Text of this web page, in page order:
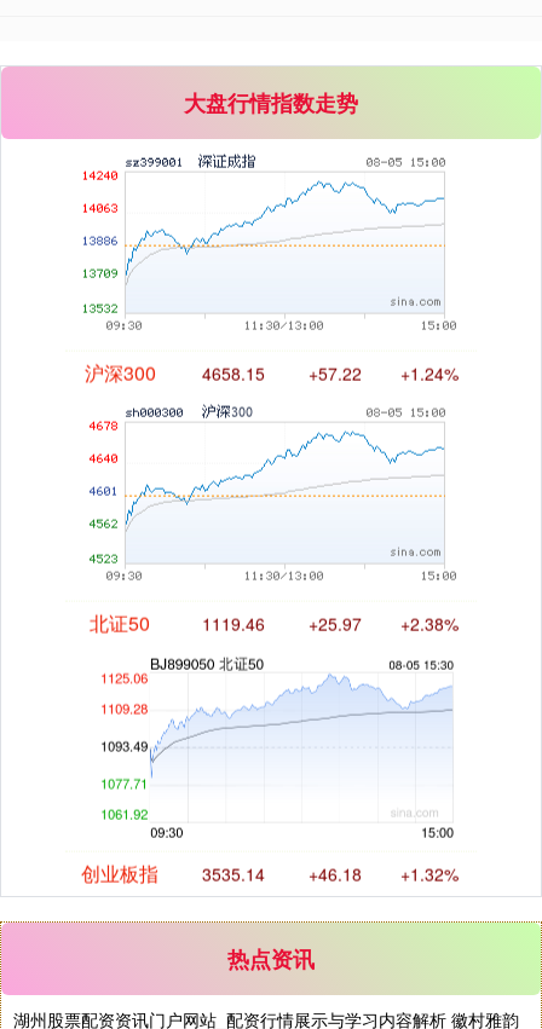
大盘行情指数走势
14144.20 +258.49
沪深300 4658.15 +57.22 +1.24%
北证50 1119.46 +25.97 +2.38%
创业板指 +1.32%
热点资讯
湖州股票配资资讯门户网站_配资行情展示与学习内容解析 徽村雅韵